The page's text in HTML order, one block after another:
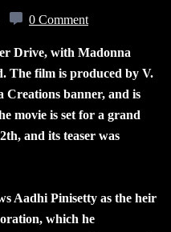
0 Comment
Drive, with Madonna
The film is produced by V.
Creations banner, and is
movie is set for a grand
and its teaser was
Aadhi Pinisetty as the heir
which he